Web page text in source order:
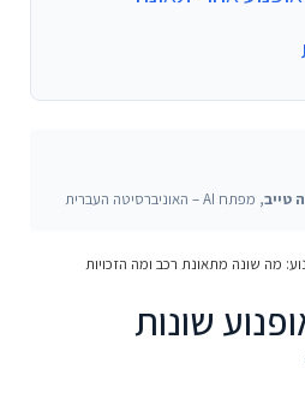
טייב, מפתח AI – האוניברסיטה העברית
מה שונה מתאונת רכב ומה הזכויות
שונות